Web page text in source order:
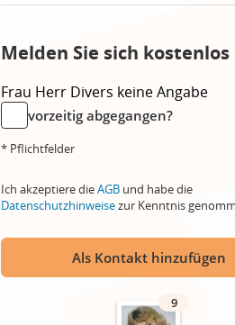
Melden Sie sich
Frau Herr Divers keine Angabe
vorzeitig abgegangen?
* Pflichtfelder
Ich akzeptiere dieAGB und habe die
Datenschutzhinweisezur Kenntnis
Als Kontakt hinzufügen
9